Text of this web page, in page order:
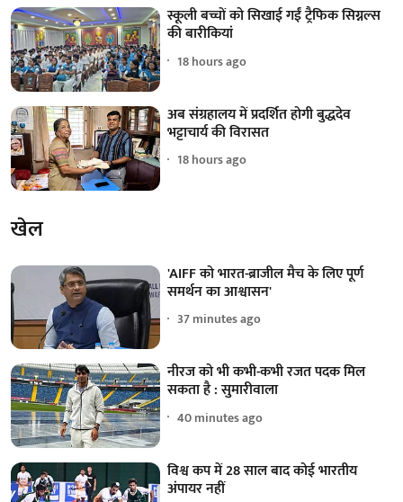
स्कूली बच्चों को सिखाई गईं ट्रैफिक सिग्नल्स
की बारीकियां
18 hours ago
अब संग्रहालय में प्रदर्शित होगी बुद्धदेव
भट्टाचार्य की विरासत
18 hours ago
खेल
'AIFF को भारत-ब्राजील मैच के लिए पूर्ण
समर्थन का आश्वासन'
37 minutes ago
नीरज को भी कभी-कभी रजत पदक मिल
सकता है : सुमारीवाला
40 minutes ago
विश्व कप में 28 साल बाद कोई भारतीय
अंपायर नहीं